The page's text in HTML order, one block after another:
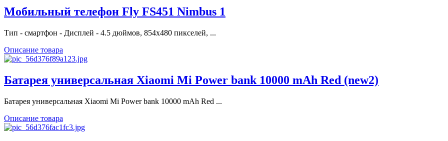
Мобильный телефон Fly FS451 Nimbus 1
Тип - смартфон - Дисплей - 4.5 дюймов, 854х480 пикселей, ...
Описание товара
Батарея универсальная Xiaomi Mi Power bank 10000 mAh Red (new2)
Батарея универсальная Xiaomi Mi Power bank 10000 mAh Red ...
Описание товара